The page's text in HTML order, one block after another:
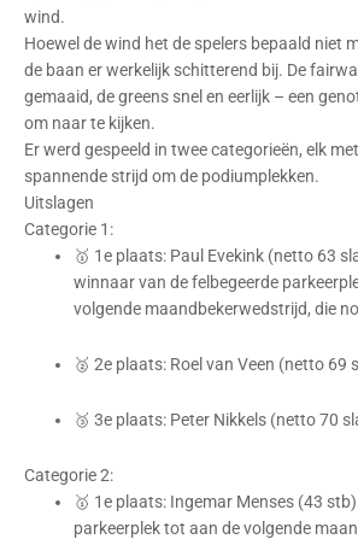
wind.
Hoewel de wind het de spelers bepaald niet
de baan er werkelijk schitterend bij. De
gemaaid, de greens snel en eerlijk – een
om naar te kijken.
Er werd gespeeld in twee categorieën, elk
spannende strijd om de podiumplekken.
Uitslagen
Categorie 1:
🥇 1e plaats: Paul Evekink (netto 63
winnaar van de felbegeerde
volgende maandbekerwedstrijd, die
🥈 2e plaats: Roel van Veen (netto 69
🥉 3e plaats: Peter Nikkels (netto 70
Categorie 2:
🥇 1e plaats: Ingemar Menses (43
parkeerplek tot aan de volgende